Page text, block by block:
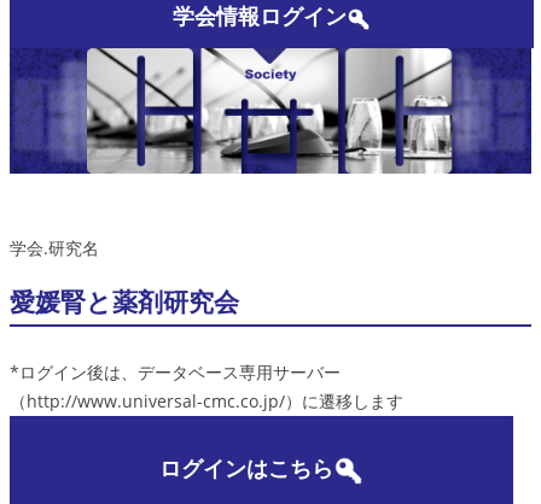
学会情報ログイン
学会.研究名
愛媛腎と薬剤研究会
*ログイン後は、データベース専用サーバー
（http://www.universal-cmc.co.jp/）に遷移します
ログインはこちら